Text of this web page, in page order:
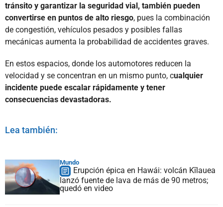
tránsito y garantizar la seguridad vial, también pueden
convertirse en puntos de alto riesgo, pues la combinación
de congestión, vehículos pesados y posibles fallas
mecánicas aumenta la probabilidad de accidentes graves.
En estos espacios, donde los automotores reducen la
velocidad y se concentran en un mismo punto, cualquier
incidente puede escalar rápidamente y tener
consecuencias devastadoras.
Lea también:
Mundo
Erupción épica en Hawái: volcán Kīlauea
lanzó fuente de lava de más de 90 metros;
quedó en video